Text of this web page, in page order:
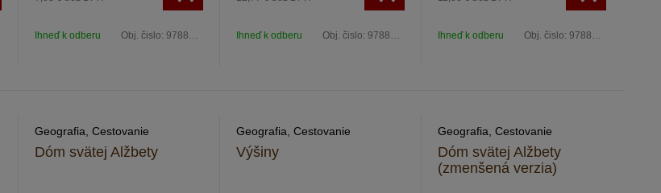
Ihneď k odberu Obj. čislo: 9788082117120 Ihneď k odberu Obj. čislo: 9788055184340 Ihneď k odberu Obj. čislo: 9788069022287
Geografia, Cestovanie
Dóm svätej Alžbety
Geografia, Cestovanie
Výšiny
Geografia, Cestovanie
Dóm svätej Alžbety
(zmenšená verzia)